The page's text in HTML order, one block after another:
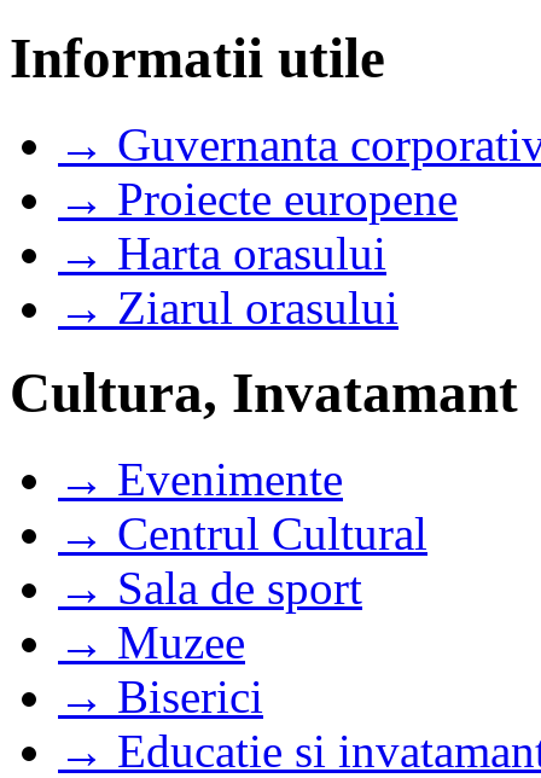
Informatii utile
→ Guvernanta
→ Proiecte europene
→ Harta orasului
→ Ziarul orasului
Cultura, Invatamant
→ Evenimente
→ Centrul Cultural
→ Sala de sport
→ Muzee
→ Biserici
→ Educatie si